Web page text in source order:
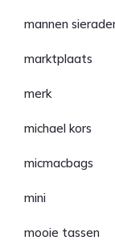
mannen
marktplaats
merk
michael kors
micmacbags
mini
mooie tassen